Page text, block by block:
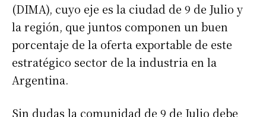
(DIMA), cuyo eje es la ciudad de 9 de Julio y
la región, que juntos componen un buen
porcentaje de la oferta exportable de este
estratégico sector de la industria en la
Argentina.
Sin dudas la comunidad de 9 de Julio debe